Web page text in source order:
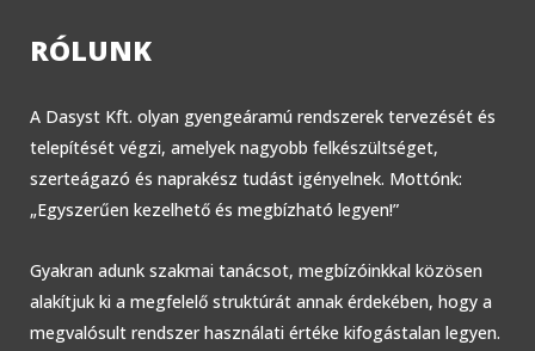
RÓLUNK
A Dasyst Kft. olyan gyengeáramú rendszerek tervezését és
telepítését végzi, amelyek nagyobb felkészültséget,
szerteágazó és naprakész tudást igényelnek. Mottónk:
„Egyszerűen kezelhető és megbízható legyen!”
Gyakran adunk szakmai tanácsot, megbízóinkkal közösen
alakítjuk ki a megfelelő struktúrát annak érdekében, hogy a
megvalósult rendszer használati értéke kifogástalan legyen.